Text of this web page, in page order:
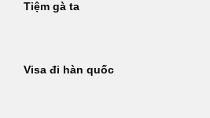
Tiệm gà ta
Visa đi hàn quốc